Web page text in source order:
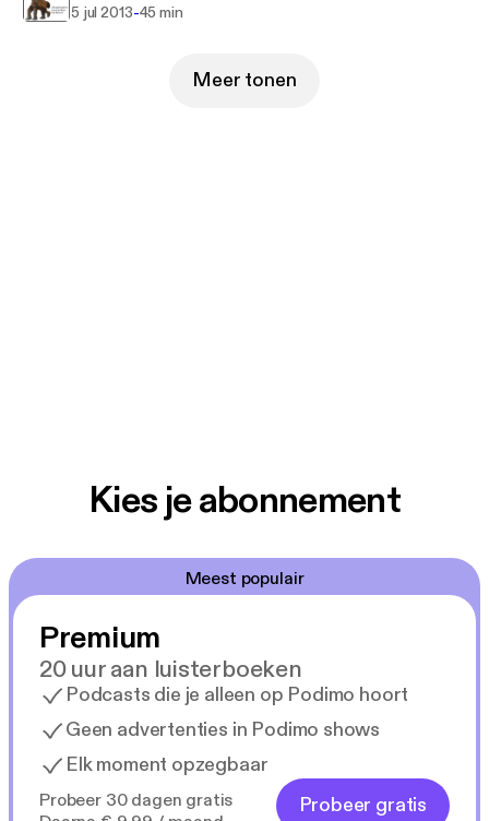
5 jul 2013-45 min
Meer tonen
Kies je abonnement
Meest populair
Premium
20 uur aan luisterboeken
Podcasts die je alleen op Podimo hoort
Geen advertenties in Podimo shows
Elk moment opzegbaar
Probeer 30 dagen gratis
Probeer gratis